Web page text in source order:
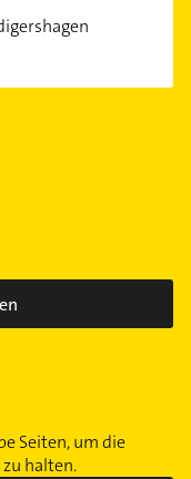
Seiten, um die
halten.